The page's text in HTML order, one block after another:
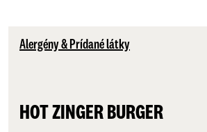
Alergény & Prídané látky
HOT ZINGER BURGER